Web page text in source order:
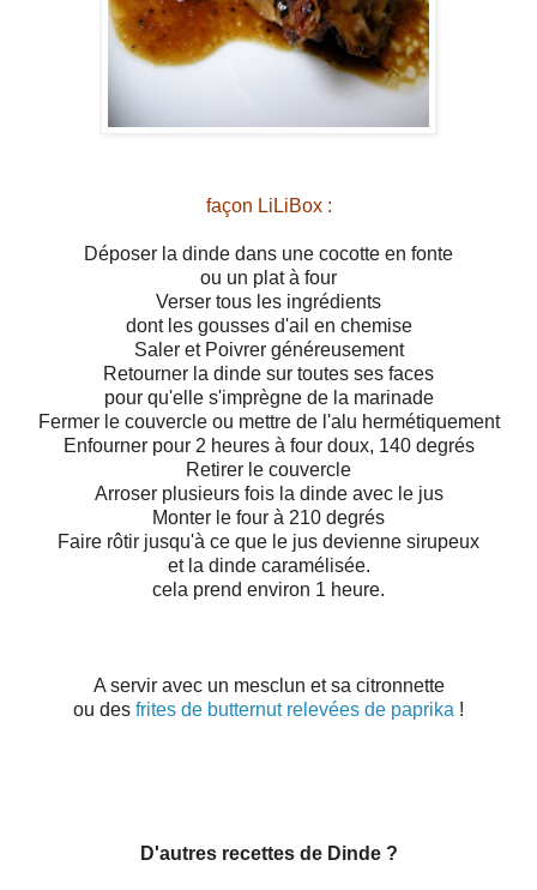
façon LiLiBox :
Déposer la dinde dans une cocotte en fonte
ou un plat à four
Verser tous les ingrédients
dont les gousses d'ail en chemise
Saler et Poivrer généreusement
Retourner la dinde sur toutes ses faces
pour qu'elle s'imprègne de la marinade
Fermer le couvercle ou mettre de l'alu hermétiquement
Enfourner pour 2 heures à four doux, 140 degrés
Retirer le couvercle
Arroser plusieurs fois la dinde avec le jus
Monter le four à 210 degrés
Faire rôtir jusqu'à ce que le jus devienne sirupeux
et la dinde caramélisée.
cela prend environ 1 heure.
A servir avec un mesclun et sa citronnette
ou des frites de butternut relevées de paprika !
D'autres recettes de Dinde ?